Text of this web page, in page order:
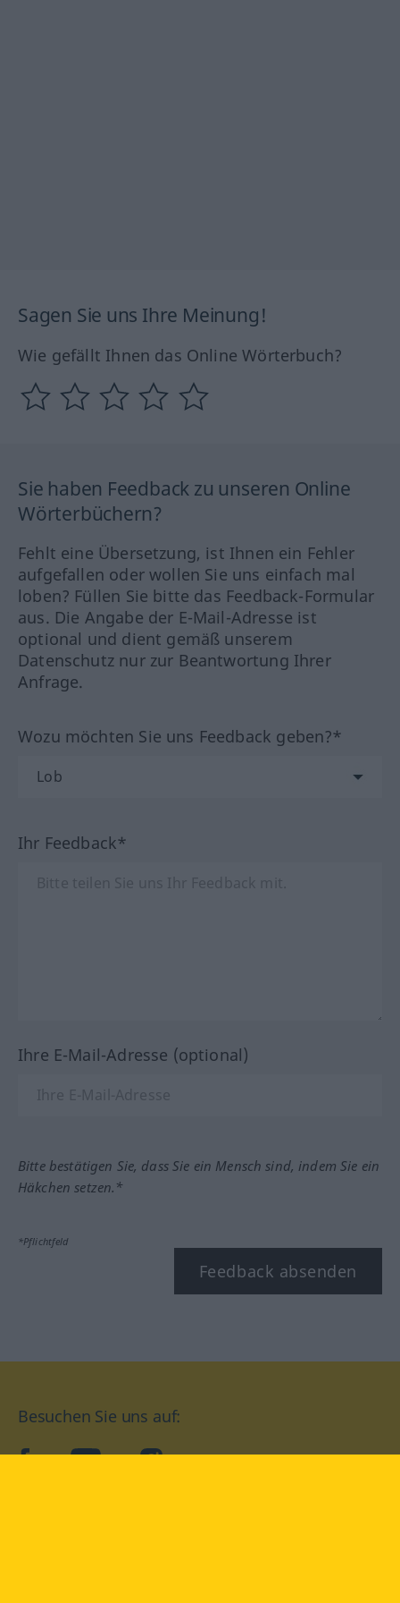
Sagen Sie uns Ihre Meinung!
Wie gefällt Ihnen das Online Wörterbuch?
Sie haben Feedback zu unseren Online
Wörterbüchern?
Fehlt eine Übersetzung, ist Ihnen ein Fehler
aufgefallen oder wollen Sie uns einfach mal
loben? Füllen Sie bitte das Feedback-Formular
aus. Die Angabe der E-Mail-Adresse ist
optional und dient gemäß unserem
Datenschutz nur zur Beantwortung Ihrer
Anfrage.
Wozu möchten Sie uns Feedback geben?*
Ihr Feedback*
Ihre E-Mail-Adresse (optional)
Bitte bestätigen Sie, dass Sie ein Mensch sind, indem Sie ein
Häkchen setzen.*
*Pflichtfeld
Feedback absenden
Besuchen Sie uns auf:
facebookYouTube Instagram